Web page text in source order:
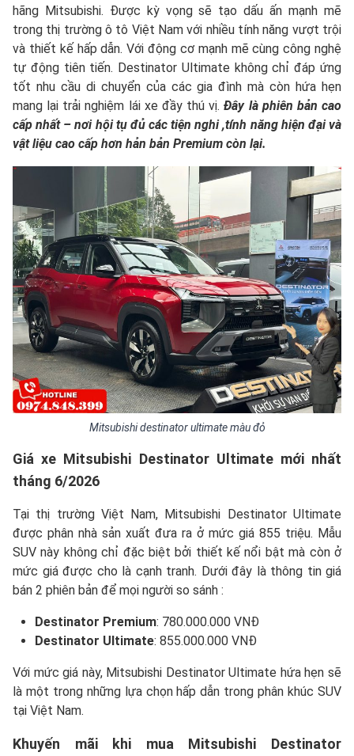
hãng Mitsubishi. Được kỳ vọng sẽ tạo dấu ấn mạnh mẽ
trong thị trường ô tô Việt Nam với nhiều tính năng vượt trội
và thiết kế hấp dẫn. Với động cơ mạnh mẽ cùng công nghệ
tự động tiên tiến. Destinator Ultimate không chỉ đáp ứng
tốt nhu cầu di chuyển của các gia đình mà còn hứa hẹn
mang lại trải nghiệm lái xe đầy thú vị.Đây là phiên bản cao
cấp nhất – nơi hội tụ đủ các tiện nghi ,tính năng hiện đại và
vật liệu cao cấp hơn hản bản Premium còn lại.
Mitsubishi destinator ultimate màu đỏ
Giá xe Mitsubishi DestinatorUltimate mới nhất
tháng 6/2026
Tại thị trường Việt Nam, Mitsubishi Destinator Ultimate
được phân nhà sản xuất đưa ra ở mức giá 855 triệu. Mẫu
SUV này không chỉ đặc biệt bởi thiết kế nổi bật mà còn ở
mức giá được cho là cạnh tranh. Dưới đây là thông tin giá
bán 2 phiên bản để mọi người so sánh :
Destinator Premium: 780.000.000 VNĐ
Destinator Ultimate: 855.000.000 VNĐ
Với mức giá này, Mitsubishi Destinator Ultimate hứa hẹn sẽ
là một trong những lựa chọn hấp dẫn trong phân khúc SUV
tại Việt Nam.
Khuyến mãi khi mua Mitsubishi Destinator